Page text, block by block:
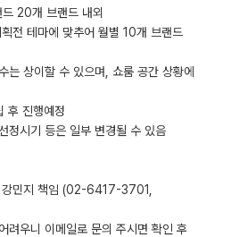
20개 브랜드 내외
전 테마에 맞추어 월별 10개 브랜드
는 상이할 수 있으며, 쇼룸 공간 상황에
후 진행예정
정시기 등은 일부 변경될 수 있음
강민지 책임 (02-6417-3701,
려우니 이메일로 문의 주시면 확인 후